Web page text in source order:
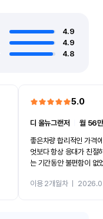
4.9
4.9
4.8
5.0
디 올뉴그랜저 ㅣ월 56
좋은차량 합리적인 가격
엇보다 항상 응대가 친절
는 기간동안 불편함이 없
카 렌트 고민없이 강추합
이용 2개월차ㅣ